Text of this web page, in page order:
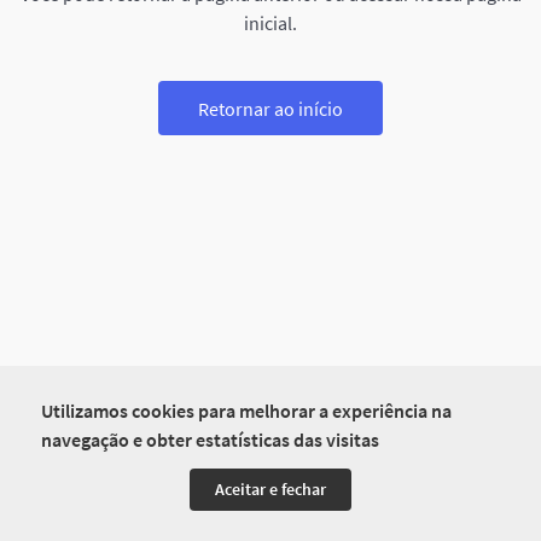
Utilizamos cookies para melhorar a experiência na
navegação e obter estatísticas das visitas
Aceitar e fechar
inicial.
Retornar ao início